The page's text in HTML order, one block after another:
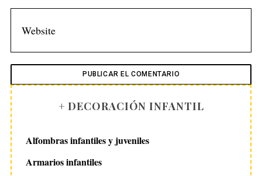
+ DECORACIÓN INFANTIL
Alfombras infantiles y juveniles
Armarios infantiles